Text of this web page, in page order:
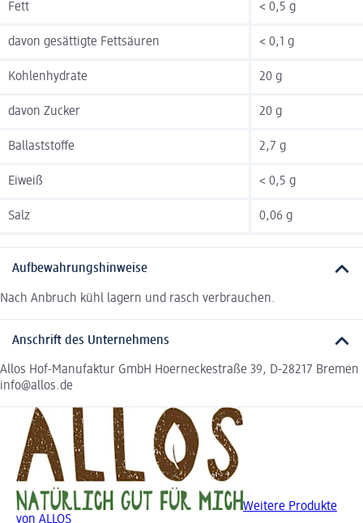
Fett < 0,5 g
davon gesättigte Fettsäuren < 0,1 g
Kohlenhydrate 20 g
davon Zucker 20 g
Ballaststoffe 2,7 g
Eiweiß < 0,5 g
Salz 0,06 g
Aufbewahrungshinweise
Nach Anbruch kühl lagern und rasch verbrauchen.
Anschrift des Unternehmens
Allos Hof-Manufaktur GmbH Hoerneckestraße 39, D-28217 Bremen
info@allos.de
Weitere Produkte
von ALLOS